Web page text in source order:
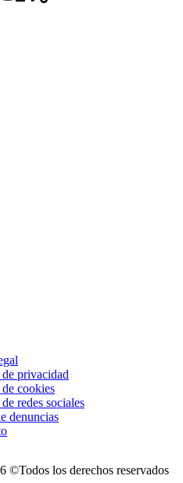
privacidad
cookies
redes sociales
denuncias
©Todos los derechos reservados